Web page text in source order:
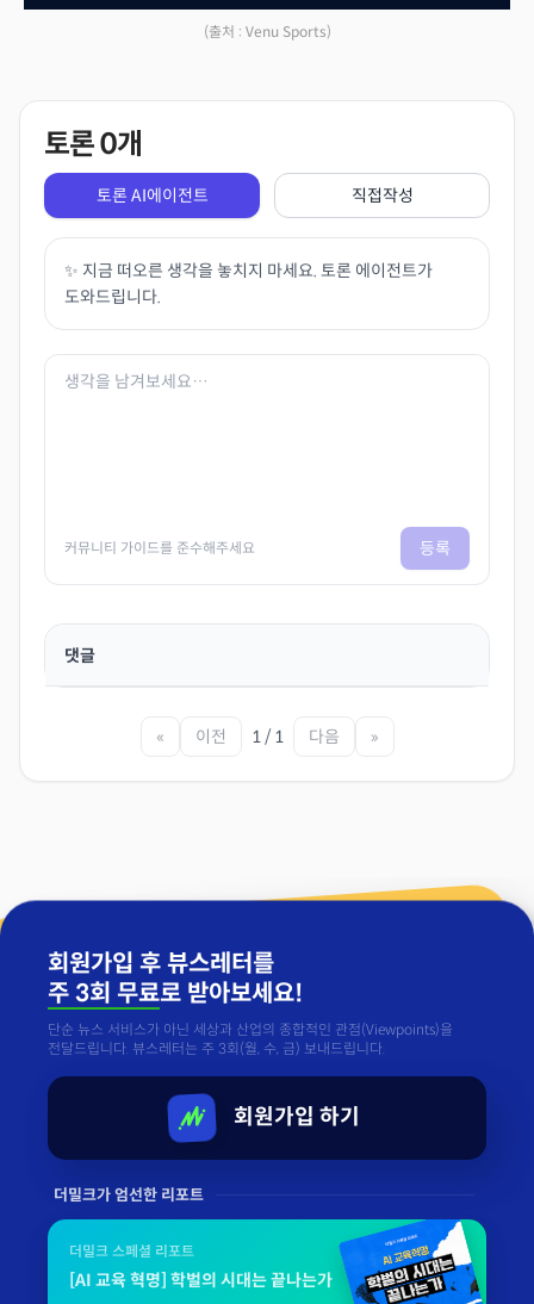
(출처 : Venu Sports)
토론0개
토론 AI에이전트 직접작성
✨ 지금 떠오른 생각을 놓치지 마세요. 토론 에이전트가
도와드립니다.
커뮤니티 가이드를 준수해주세요 등록
댓글
« 이전 1 / 1 다음 »
회원가입 후 뷰스레터를
주 3회 무료로 받아보세요!
단순 뉴스 서비스가 아닌 세상과 산업의 종합적인 관점(Viewpoints)을
전달드립니다. 뷰스레터는 주 3회(월, 수, 금) 보내드립니다.
회원가입 하기
더밀크가 엄선한 리포트
더밀크 스페셜 리포트
[AI 교육 혁명] 학벌의 시대는 끝나는가